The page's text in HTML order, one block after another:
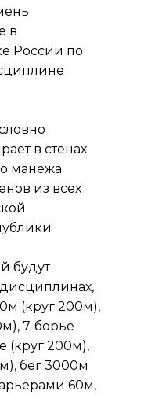
в
России по
в стенах
манежа
из всех
будут
(круг 200м),
7-борье
(круг 200м),
бег 3000м
60м,